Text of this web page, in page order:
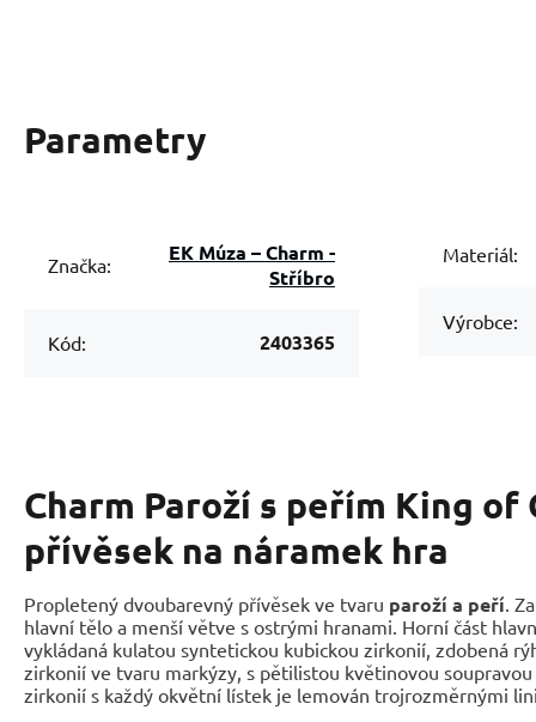
Parametry
Značka:
EK Múza – Charm -
Stříbro
Kód: 2403365
Materiál:
Výrobce:
Charm Paroží s peřím King of
přívěsek na náramek hra
Propletený dvoubarevný přívěsek ve tvaru paroží a peří .
hlavní tělo a menší větve s ostrými hranami. Horní část
vykládaná kulatou syntetickou kubickou zirkonií, zdobená
zirkonií ve tvaru markýzy, s pětilistou květinovou
zirkonií s každý okvětní lístek je lemován trojrozměrnými